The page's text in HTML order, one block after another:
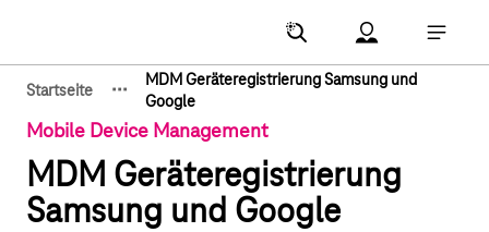
Account Menu
Startseite
Zeige verborgene Breadcrumb-Elemente
···
MDM Geräteregistrierung Samsung und
Google
Mobile Device Management
MDM Geräteregistrierung
Samsung und Google